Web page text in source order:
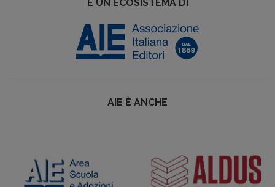
È UN ECOSISTEMA DI
AIE È ANCHE